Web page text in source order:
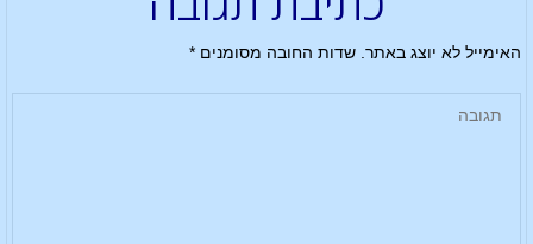
האימייל לא יוצג באתר. שדות החובה מסומנים*